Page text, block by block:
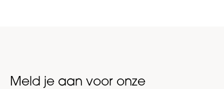
Meld je aan voor onze